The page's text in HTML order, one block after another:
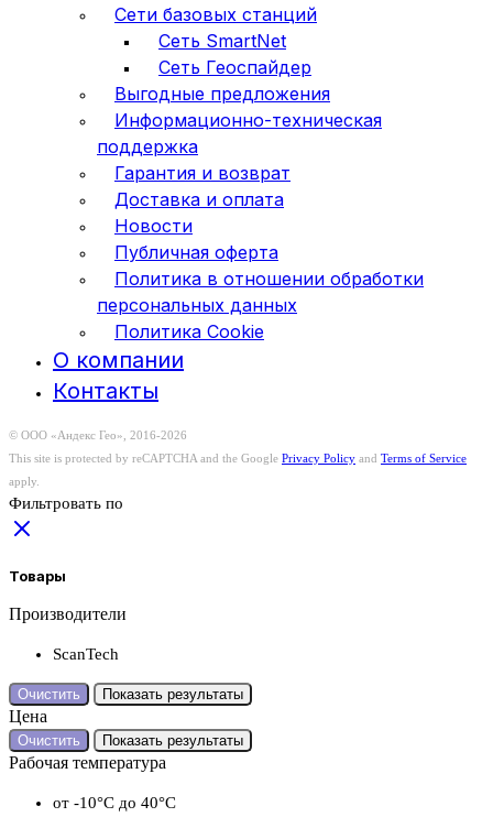
Сети базовых станций
Сеть SmartNet
Сеть Геоспайдер
Выгодные предложения
Информационно-техническая
поддержка
Гарантия и возврат
Доставка и оплата
Новости
Публичная оферта
Политика в отношении обработки
персональных данных
Политика Cookie
О компании
Контакты
© ООО «Андекс Гео», 2016-2026
This site is protected by reCAPTCHA and the Google Privacy Policy and Terms of Service
apply.
Фильтровать по
Товары
Производители
ScanTech
Очистить Показать результаты
Цена
Очистить Показать результаты
Рабочая температура
от -10°C до 40°C